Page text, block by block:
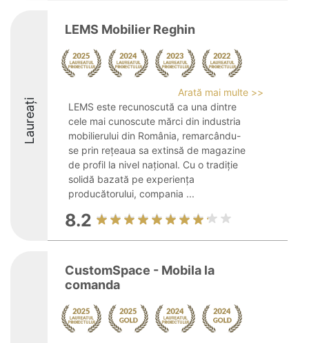
Laureați
LEMS Mobilier Reghin
Arată mai multe >>
LEMS este recunoscută ca una dintre
cele mai cunoscute mărci din industria
mobilierului din România, remarcându-
se prin rețeaua sa extinsă de magazine
de profil la nivel național. Cu o tradiție
solidă bazată pe experiența
producătorului, compania ...
8.2
CustomSpace - Mobila la
comanda